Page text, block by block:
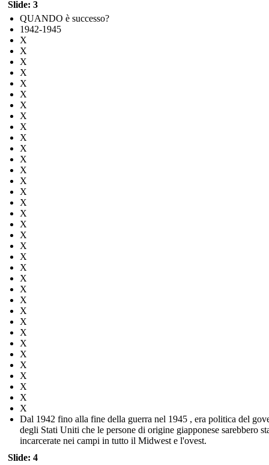
Slide: 3
QUANDO è successo?
1942-1945
X
X
X
X
X
X
X
X
X
X
X
X
X
X
X
X
X
X
X
X
X
X
X
X
X
X
X
X
X
X
X
X
X
X
X
Dal 1942 fino alla fine della guerra nel 1945 , era politica del
degli Stati Uniti che le persone di origine giapponese sarebbero
incarcerate nei campi in tutto il Midwest e l'ovest.
Slide: 4